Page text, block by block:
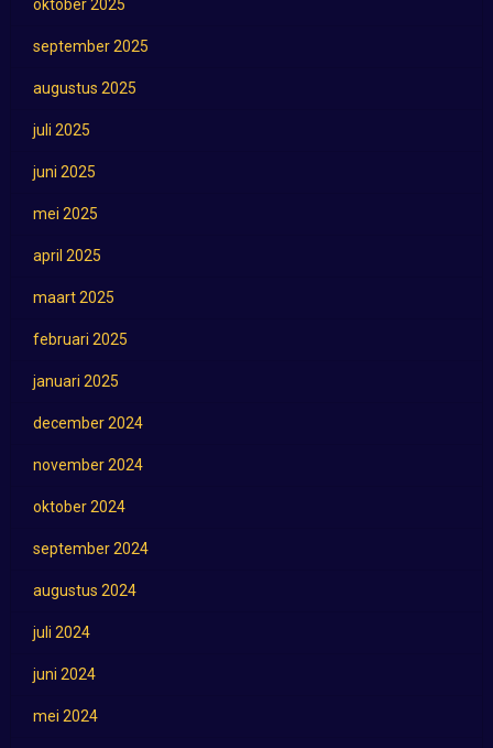
oktober 2025
september 2025
augustus 2025
juli 2025
juni 2025
mei 2025
april 2025
maart 2025
februari 2025
januari 2025
december 2024
november 2024
oktober 2024
september 2024
augustus 2024
juli 2024
juni 2024
mei 2024